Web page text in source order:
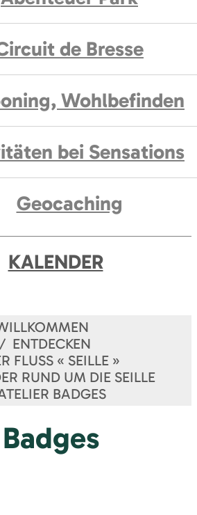
de Bresse
Wohlbefinden
bei Sensations
Geocaching
KALENDER
ENTDECKEN
FLUSS « SEILLE »
RUND UM DIE SEILLE
BADGES